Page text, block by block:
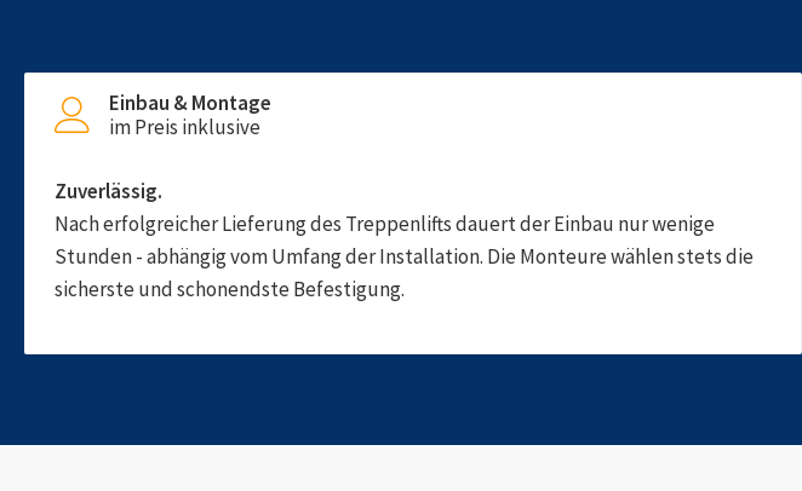
Einbau & Montage
im Preis inklusive
Zuverlässig.
Nach erfolgreicher Lieferung des Treppenlifts dauert der Einbau nur wenige
Stunden - abhängig vom Umfang der Installation. Die Monteure wählen stets die
sicherste und schonendste Befestigung.